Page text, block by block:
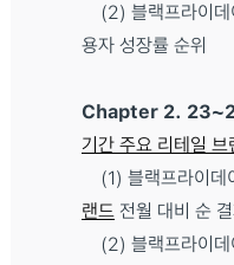
(2) 블랙프라이데
용자 성장률 순위
Chapter 2.
기간 주요 리테일 브
(1) 블랙프라이데
랜드 전월 대비 순
(2) 블랙프라이데